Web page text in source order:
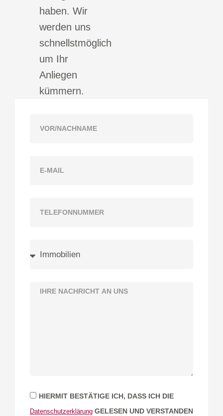
haben. Wir
werden uns
schnellstmöglich
um Ihr
Anliegen
kümmern.
HIERMIT BESTÄTIGE ICH, DASS ICH DIE
Datenschutzerklärung GELESEN UND VERSTANDEN